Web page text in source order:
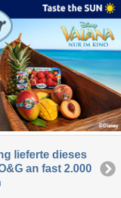
lieferte dieses
an fast 2.000